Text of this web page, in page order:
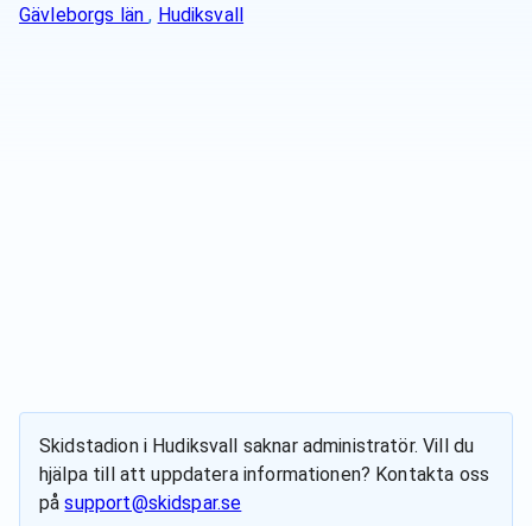
Gävleborgs län, Hudiksvall
Skidstadion i Hudiksvall saknar administratör. Vill du
hjälpa till att uppdatera informationen? Kontakta oss
på support@skidspar.se